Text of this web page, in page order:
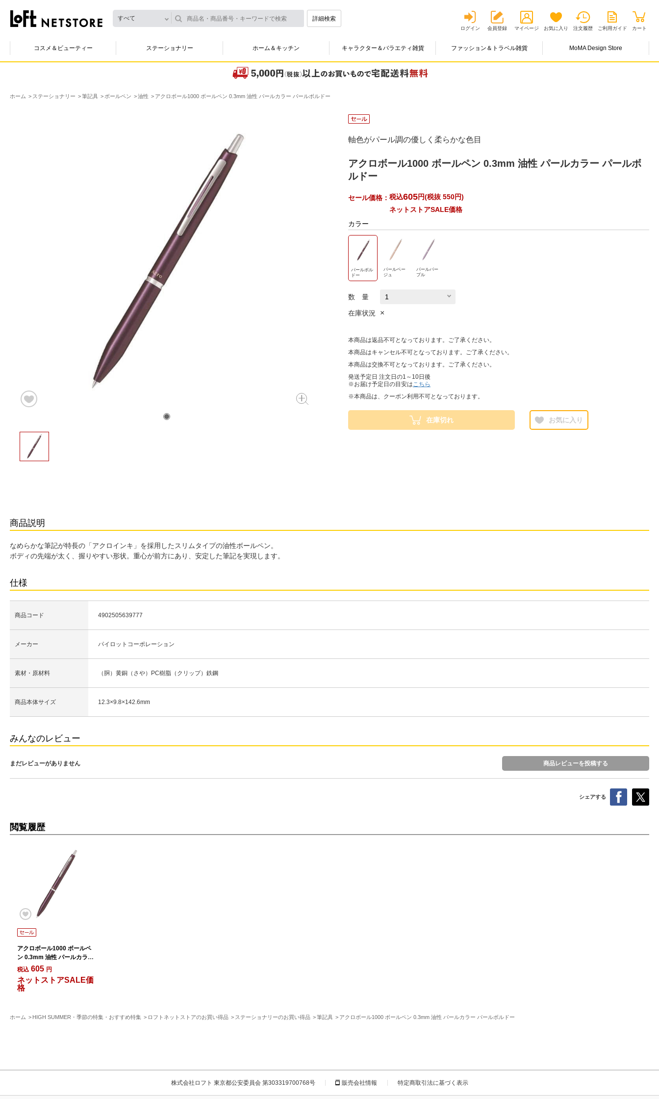
すべて 詳細検索
ログイン 会員登録 マイページ お気に入り 注文履歴 ご利用ガイド カート
コスメ＆ビューティー ステーショナリー ホーム＆キッチン キャラクター＆バラエティ雑貨 ファッション＆トラベル雑貨 MoMA Design Store
ホーム ステーショナリー 筆記具 ボールペン 油性 アクロボール1000 ボールペン 0.3mm 油性 パールカラー パールボルドー
軸色がパール調の優しく柔らかな色目
アクロボール1000 ボールペン 0.3mm 油性 パールカラー パールボ
ルドー
セール価格： 税込605円(税抜 550円)
ネットストアSALE価格
カラー
パールボル
ドー
パールベー
ジュ
パールパー
プル
数 量
在庫状況 ×
本商品は返品不可となっております。ご了承ください。
本商品はキャンセル不可となっております。ご了承ください。
本商品は交換不可となっております。ご了承ください。
発送予定日 注文日の1～10日後
※お届け予定日の目安はこちら
※本商品は、クーポン利用不可となっております。
在庫切れ お気に入り
商品説明
なめらかな筆記が特長の「アクロインキ」を採用したスリムタイプの油性ボールペン。
ボディの先端が太く、握りやすい形状。重心が前方にあり、安定した筆記を実現します。
仕様
商品コード 4902505639777
メーカー パイロットコーポレーション
素材・原材料 （胴）黄銅（さや）PC樹脂（クリップ）鉄鋼
商品本体サイズ 12.3×9.8×142.6mm
みんなのレビュー
まだレビューがありません 商品レビューを投稿する
シェアする
閲覧履歴
アクロボール1000 ボールペ
ン 0.3mm 油性 パールカラー
パールボルドー
税込 605 円
ネットストアSALE価
格
ホーム HIGH SUMMER・季節の特集・おすすめ特集 ロフトネットストアのお買い得品 ステーショナリーのお買い得品 筆記具 アクロボール1000 ボールペン 0.3mm 油性 パールカラー パールボルドー
株式会社ロフト 東京都公安委員会 第303319700768号 販売会社情報 特定商取引法に基づく表示